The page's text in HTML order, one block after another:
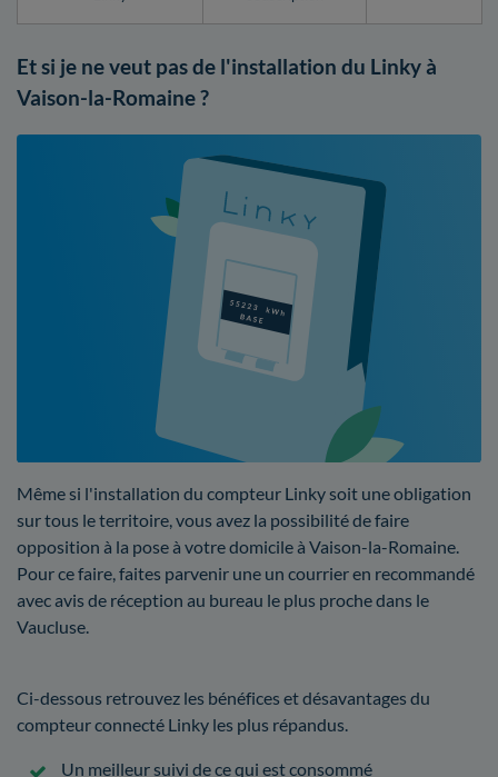
Et si je ne veut pas de l'installation du Linky à
Vaison-la-Romaine ?
Même si l'installation du compteur Linky soit une obligation
sur tous le territoire, vous avez la possibilité de faire
opposition à la pose à votre domicile à Vaison-la-Romaine.
Pour ce faire, faites parvenir une un courrier en recommandé
avec avis de réception au bureau le plus proche dans le
Vaucluse.
Ci-dessous retrouvez les bénéfices et désavantages du
compteur connecté Linky les plus répandus.
Un meilleur suivi de ce qui est consommé